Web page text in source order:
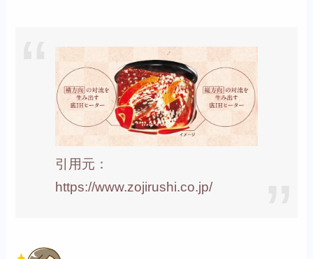
引用元：
https://www.zojirushi.co.jp/